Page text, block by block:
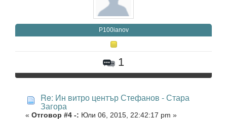
P100ianov
1
Re: Ин витро център Стефанов - Стара
Загора
« Отговор #4 -: Юли 06, 2015, 22:42:17 pm »